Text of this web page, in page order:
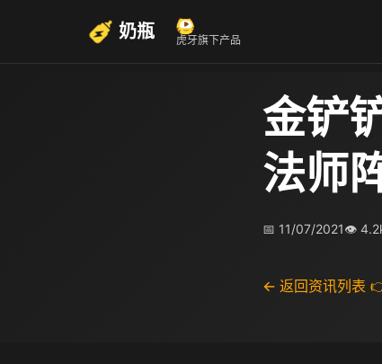
奶瓶 虎牙旗下产品
金铲
法师
📅 11/07/2021👁
← 返回资讯列表